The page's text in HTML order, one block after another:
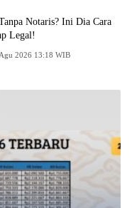
Notaris? Ini Dia Cara
Legal!
Minggu, 2 Agu 2026 13:18 WIB